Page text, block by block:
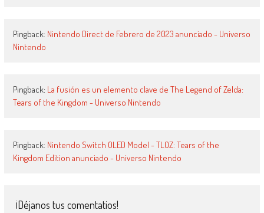
Pingback: Nintendo Direct de Febrero de 2023 anunciado - Universo
Nintendo
Pingback: La fusión es un elemento clave de The Legend of Zelda:
Tears of the Kingdom - Universo Nintendo
Pingback: Nintendo Switch OLED Model - TLOZ: Tears of the
Kingdom Edition anunciado - Universo Nintendo
¡Déjanos tus comentatios!